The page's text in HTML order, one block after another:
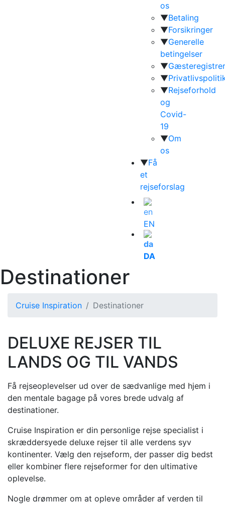
os
▼Betaling
▼Forsikringer
▼Generelle
betingelser
▼
▼
▼Rejseforhold
og
Covid-
19
▼Om
os
▼Få
et
rejseforslag
EN
DA
Destinationer
Cruise Inspiration Destinationer
DELUXE REJSER TIL
LANDS OG TIL VANDS
Få rejseoplevelser ud over de sædvanlige med hjem i
den mentale bagage på vores brede udvalg af
destinationer.
Cruise Inspiration er din personlige rejse specialist i
skræddersyede deluxe rejser til alle verdens syv
kontinenter. Vælg den rejseform, der passer dig bedst
eller kombiner flere rejseformer for den ultimative
oplevelse.
Nogle drømmer om at opleve områder af verden til